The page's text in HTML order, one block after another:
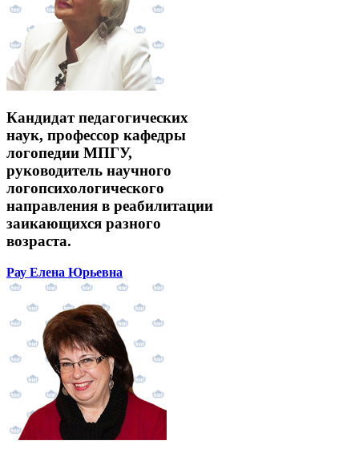
Кандидат педагогических
наук, профессор кафедры
логопедии МПГУ,
руководитель научного
логопсихологического
направления в реабилитации
заикающихся разного
возраста.
Рау Елена Юрьевна